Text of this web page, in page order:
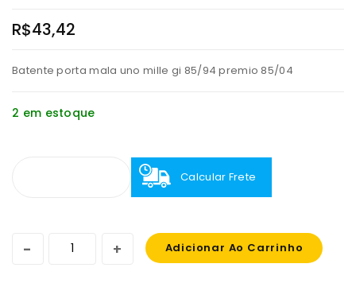
R$43,42
Batente porta mala uno mille gi 85/94 premio 85/04
2 em estoque
Calcular Frete
Adicionar Ao Carrinho